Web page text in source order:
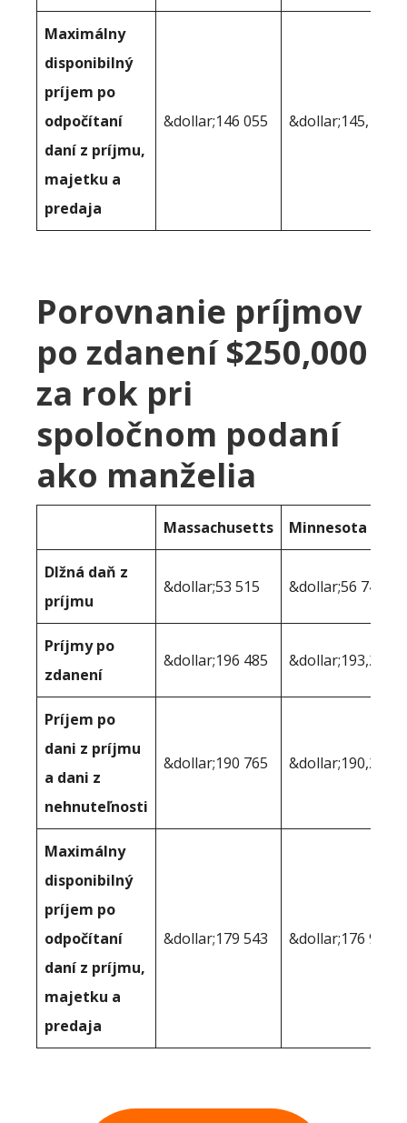
Maximálny
disponibilný
príjem po
odpočítaní
daní z príjmu,
majetku a
predaja
&dollar;146 055 &dollar;145,195
Porovnanie príjmov
po zdanení $250,000
za rok pri
spoločnom podaní
ako manželia
Massachusetts Minnesota
Dlžná daň z
príjmu
&dollar;53 515 &dollar;56 747
Príjmy po
zdanení
&dollar;196 485 &dollar;193,253
Príjem po
dani z príjmu
a dani z
nehnuteľnosti
&dollar;190 765 &dollar;190,226
Maximálny
disponibilný
príjem po
odpočítaní
daní z príjmu,
majetku a
predaja
&dollar;179 543 &dollar;176 971